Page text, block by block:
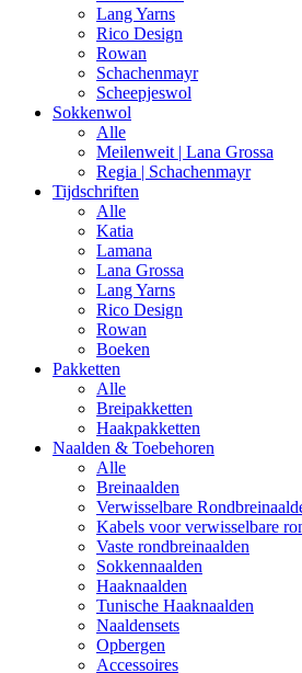
Lang Yarns
Rico Design
Rowan
Schachenmayr
Scheepjeswol
Sokkenwol
Alle
Meilenweit | Lana Grossa
Regia | Schachenmayr
Tijdschriften
Alle
Katia
Lamana
Lana Grossa
Lang Yarns
Rico Design
Rowan
Boeken
Pakketten
Alle
Breipakketten
Haakpakketten
Naalden & Toebehoren
Alle
Breinaalden
Verwisselbare
Kabels voor verwisselbare
Vaste rondbreinaalden
Sokkennaalden
Haaknaalden
Tunische Haaknaalden
Naaldensets
Opbergen
Accessoires